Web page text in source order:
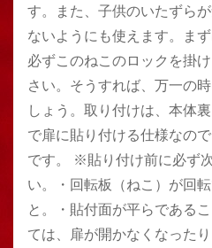
す。また、子供のいたずら
ないようにも使えます。ま
必ずこのねこのロックを掛
さい。そうすれば、万一の
しょう。取り付けは、本体
で扉に貼り付ける仕様なの
です。 ※貼り付け前に必ず
い。・回転板（ねこ）が回
と。・貼付面が平らである
ては、扉が開かなくなった